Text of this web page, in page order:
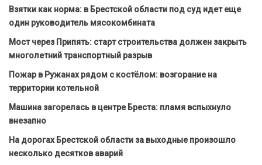
Взятки как норма: в Брестской области под суд идет еще
один руководитель мясокомбината
Мост через Припять: старт строительства должен закрыть
многолетний транспортный разрыв
Пожар в Ружанах рядом с костёлом: возгорание на
территории котельной
Машина загорелась в центре Бреста: пламя вспыхнуло
внезапно
На дорогах Брестской области за выходные произошло
несколько десятков аварий